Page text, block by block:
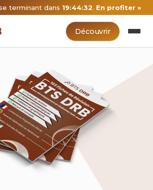
terminant dans19:44:31. En profiter »
Découvrir